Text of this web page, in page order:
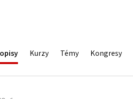
Kurzy Témy Kongresy